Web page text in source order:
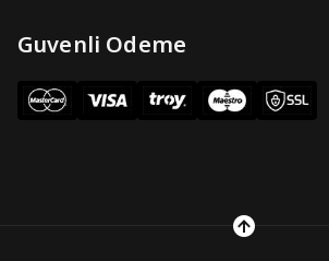
Guvenli Odeme